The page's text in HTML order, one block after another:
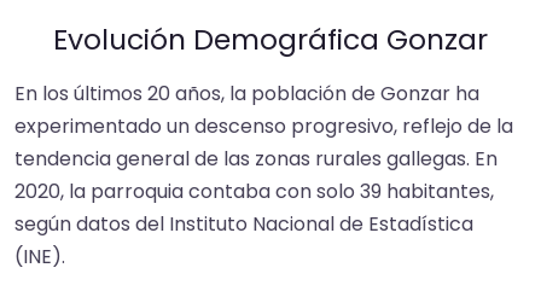
Evolución Demográfica Gonzar
En los últimos 20 años, la población de Gonzar ha
experimentado un descenso progresivo, reflejo de la
tendencia general de las zonas rurales gallegas. En
2020, la parroquia contaba con solo 39 habitantes,
según datos del Instituto Nacional de Estadística
(INE).